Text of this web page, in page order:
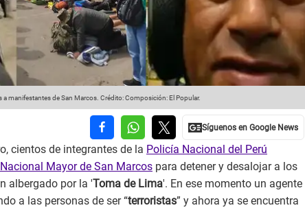
a manifestantes de San Marcos. Crédito: Composición: El Popular.
cientos de integrantes de la Policía Nacional del Perú
Mayor de San Marcos para detener y desalojar a los
albergado por la 'Toma de Lima'. En ese momento un agente
a las personas de ser “terroristas” y ahora ya se encuentra